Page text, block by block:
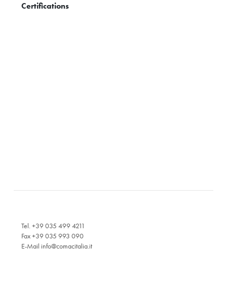
Certifications
Tel. +39 035 499 4211
Fax +39 035 993 090
E-Mail info@comacitalia.it